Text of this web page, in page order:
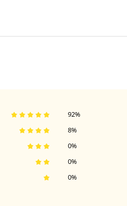
0%
0%
0%
8%
92%